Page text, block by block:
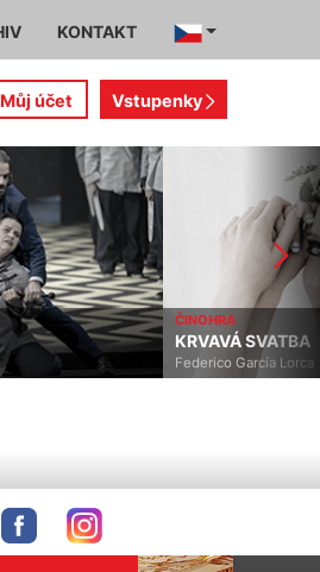
KONTAKT
účet Vstupenky
ČINOHRA
KRVAVÁ SVATBA
Federico García Lorca